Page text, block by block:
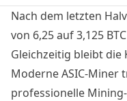
Nach dem letzten
von 6,25 auf 3,125
Gleichzeitig bleibt
Moderne ASIC-Miner
professionelle